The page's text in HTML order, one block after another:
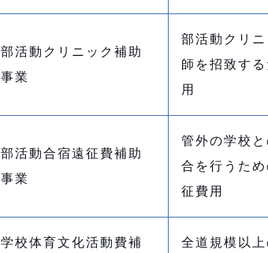
部活動クリニック補助
事業
部活動クリ
師を招致す
用
部活動合宿遠征費補助
事業
管外の学校
合を行うた
征費用
学校体育文化活動費補
全道規模以